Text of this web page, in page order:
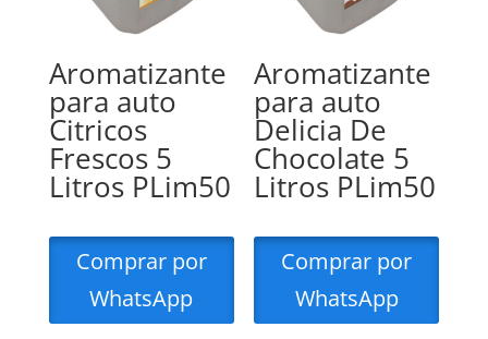
Aromatizante
para auto
Citricos
Frescos 5
Litros PLim50
Comprar por
WhatsApp
Aromatizante
para auto
Delicia De
Chocolate 5
Litros PLim50
Comprar por
WhatsApp